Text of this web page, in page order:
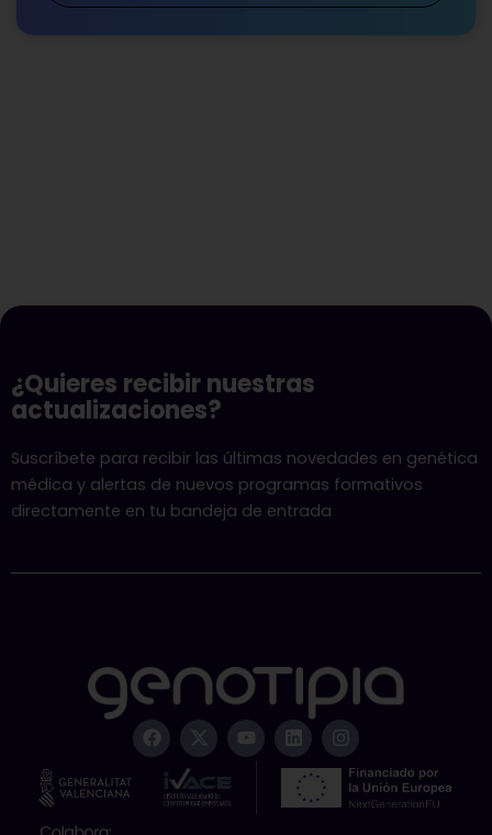
¿Quieres recibir nuestras
actualizaciones?
Suscríbete para recibir las últimas novedades en genética
médica y alertas de nuevos programas formativos
directamente en tu bandeja de entrada
F
a
c
X
-
t
w
i
Y
o
u
L
i
n
k
e
I
n
s
a